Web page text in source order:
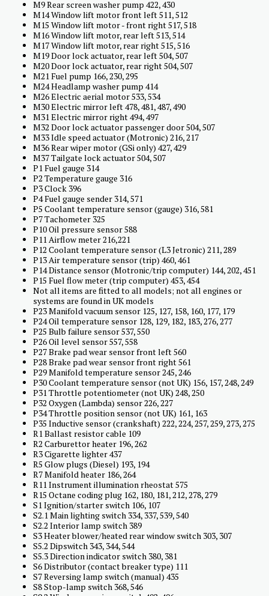
M9 Rear screen washer pump 422, 430
M14 Window lift motor front left 511, 512
M15 Window lift motor - front right 517, 518
M16 Window lift motor, rear left 513, 514
M17 Window lift motor, rear right 515, 516
M19 Door lock actuator, rear left 504, 507
M20 Door lock actuator, rear right 504, 507
M21 Fuel pump 166, 230, 295
M24 Headlamp washer pump 414
M26 Electric aerial motor 533, 534
M30 Electric mirror left 478, 481, 487, 490
M31 Electric mirror right 494, 497
M32 Door lock actuator passenger door 504, 507
M33 Idle speed actuator (Motronic) 216, 217
M36 Rear wiper motor (GSi only) 427, 429
M37 Tailgate lock actuator 504, 507
P1 Fuel gauge 314
P2 Temperature gauge 316
P3 Clock 396
P4 Fuel gauge sender 314, 571
P5 Coolant temperature sensor (gauge) 316, 581
P7 Tachometer 325
P10 Oil pressure sensor 588
P11 Airflow meter 216,221
P12 Coolant temperature sensor (L3 Jetronic) 211, 289
P13 Air temperature sensor (trip) 460, 461
P14 Distance sensor (Motronic/trip computer) 144, 202, 451
P15 Fuel flow meter (trip computer) 453, 454
Not all items are fitted to all models; not all engines or
systems are found in UK models
P23 Manifold vacuum sensor 125, 127, 158, 160, 177, 179
P24 Oil temperature sensor 128, 129, 182, 183, 276, 277
P25 Bulb failure sensor 537, 550
P26 Oil level sensor 557, 558
P27 Brake pad wear sensor front left 560
P28 Brake pad wear sensor front right 561
P29 Manifold temperature sensor 245, 246
P30 Coolant temperature sensor (not UK) 156, 157, 248, 249
P31 Throttle potentiometer (not UK) 248, 250
P32 Oxygen (Lambda) sensor 226, 227
P34 Throttle position sensor (not UK) 161, 163
P35 Inductive sensor (crankshaft) 222, 224, 257, 259, 273, 275
R1 Ballast resistor cable 109
R2 Carburettor heater 196, 262
R3 Cigarette lighter 437
R5 Glow plugs (Diesel) 193, 194
R7 Manifold heater 186, 264
R11 Instrument illumination rheostat 575
R15 Octane coding plug 162, 180, 181, 212, 278, 279
S1 Ignition/starter switch 106, 107
S2.1 Main lighting switch 334, 337, 539, 540
S2.2 Interior lamp switch 389
S3 Heater blower/heated rear window switch 303, 307
S5.2 Dipswitch 343, 344, 544
S5.3 Direction indicator switch 380, 381
S6 Distributor (contact breaker type) 111
S7 Reversing lamp switch (manual) 435
S8 Stop-lamp switch 368, 546